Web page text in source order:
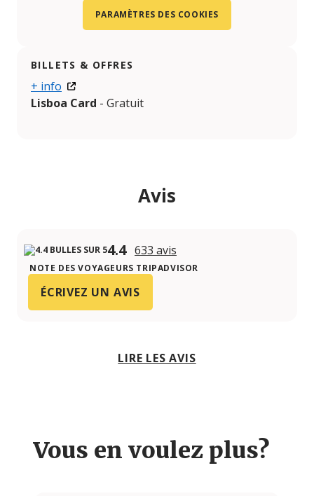
PARAMÈTRES DES COOKIES
BILLETS & OFFRES
+ info
Lisboa Card - Gratuit
Avis
4.4 633 avis
NOTE DES VOYAGEURS TRIPADVISOR
ÉCRIVEZ UN AVIS
LIRE LES AVIS
Vous en voulez plus?